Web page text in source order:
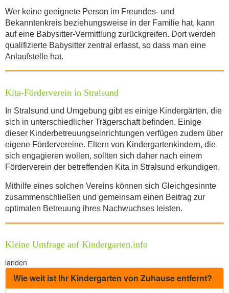
Wer keine geeignete Person im Freundes- und
Bekanntenkreis beziehungsweise in der Familie hat, kann
auf eine Babysitter-Vermittlung zurückgreifen. Dort werden
qualifizierte Babysitter zentral erfasst, so dass man eine
Anlaufstelle hat.
Kita-Förderverein in Stralsund
In Stralsund und Umgebung gibt es einige Kindergärten, die
sich in unterschiedlicher Trägerschaft befinden. Einige
dieser Kinderbetreuungseinrichtungen verfügen zudem über
eigene Fördervereine. Eltern von Kindergartenkindern, die
sich engagieren wollen, sollten sich daher nach einem
Förderverein der betreffenden Kita in Stralsund erkundigen.
Mithilfe eines solchen Vereins können sich Gleichgesinnte
zusammenschließen und gemeinsam einen Beitrag zur
optimalen Betreuung ihres Nachwuchses leisten.
Kleine Umfrage auf Kindergarten.info
landen
Wie weit ist Ihr Kindergarten von Zuhause entfernt?